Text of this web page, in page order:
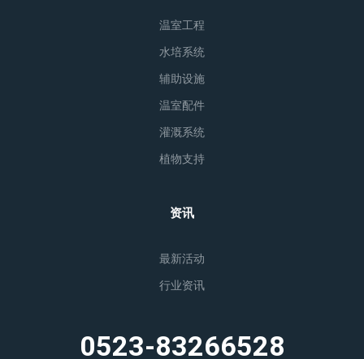
温室工程
水培系统
辅助设施
温室配件
灌溉系统
植物支持
资讯
最新活动
行业资讯
0523-83266528